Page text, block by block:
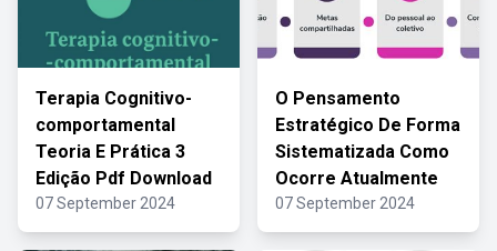
Terapia Cognitivo-
comportamental
Teoria E Prática 3
Edição Pdf Download
07 September 2024
O Pensamento
Estratégico De Forma
Sistematizada Como
Ocorre Atualmente
07 September 2024